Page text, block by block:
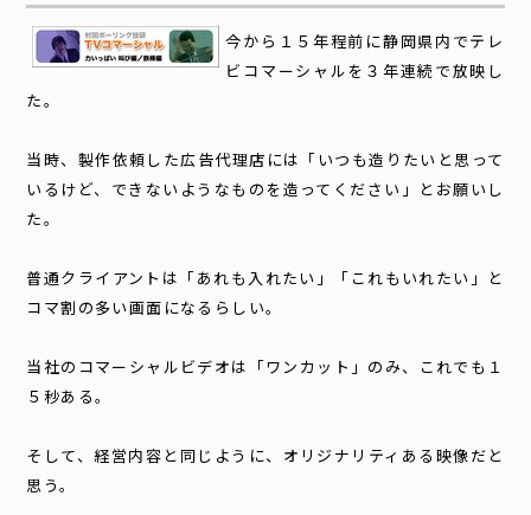
今から１５年程前に静岡県内でテレ
ビコマーシャルを３年連続で放映し
た。
当時、製作依頼した広告代理店には「いつも造りたいと思って
いるけど、できないようなものを造ってください」とお願いし
た。
普通クライアントは「あれも入れたい」「これもいれたい」と
コマ割の多い画面になるらしい。
当社のコマーシャルビデオは「ワンカット」のみ、これでも１
５秒ある。
そして、経営内容と同じように、オリジナリティある映像だと
思う。